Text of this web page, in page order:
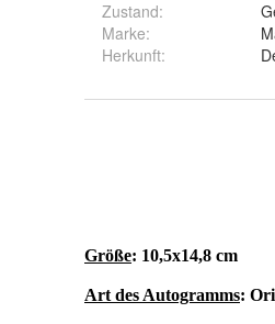
Zustand:
Marke:
Herkunft: